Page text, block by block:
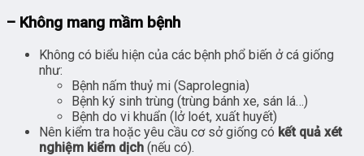
– Không mang mầm bệnh
Không có biểu hiện của các bệnh phổ biến ở cá giống
như:
Bệnh nấm thuỷ mi (Saprolegnia)
Bệnh ký sinh trùng (trùng bánh xe, sán lá…)
Bệnh do vi khuẩn (lở loét, xuất huyết)
Nên kiểm tra hoặc yêu cầu cơ sở giống có kết quả xét
nghiệm kiểm dịch (nếu có).